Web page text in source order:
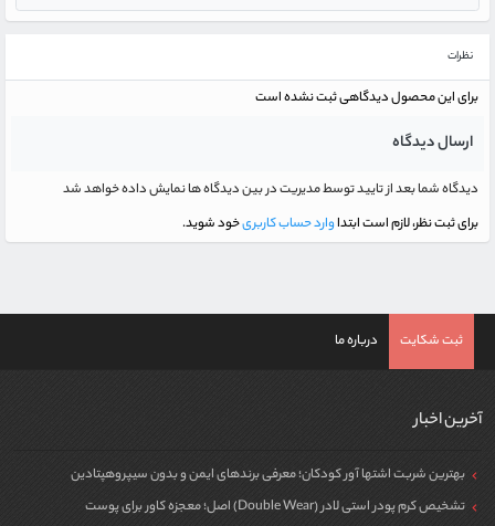
نظرات
برای این محصول دیدگاهی ثبت نشده است
ارسال دیدگاه
دیدگاه شما بعد از تایید توسط مدیریت در بین دیدگاه ها نمایش داده خواهد شد
برای ثبت نظر، لازم است ابتداوارد حساب کاربریخود شوید.
ثبت شکایت درباره ما
آخرین اخبار
بهترین شربت اشتها آور کودکان؛ معرفی برندهای ایمن و بدون سیپروهپتادین
تشخیص کرم پودر استی لادر (Double Wear) اصل؛ معجزه کاور برای پوست